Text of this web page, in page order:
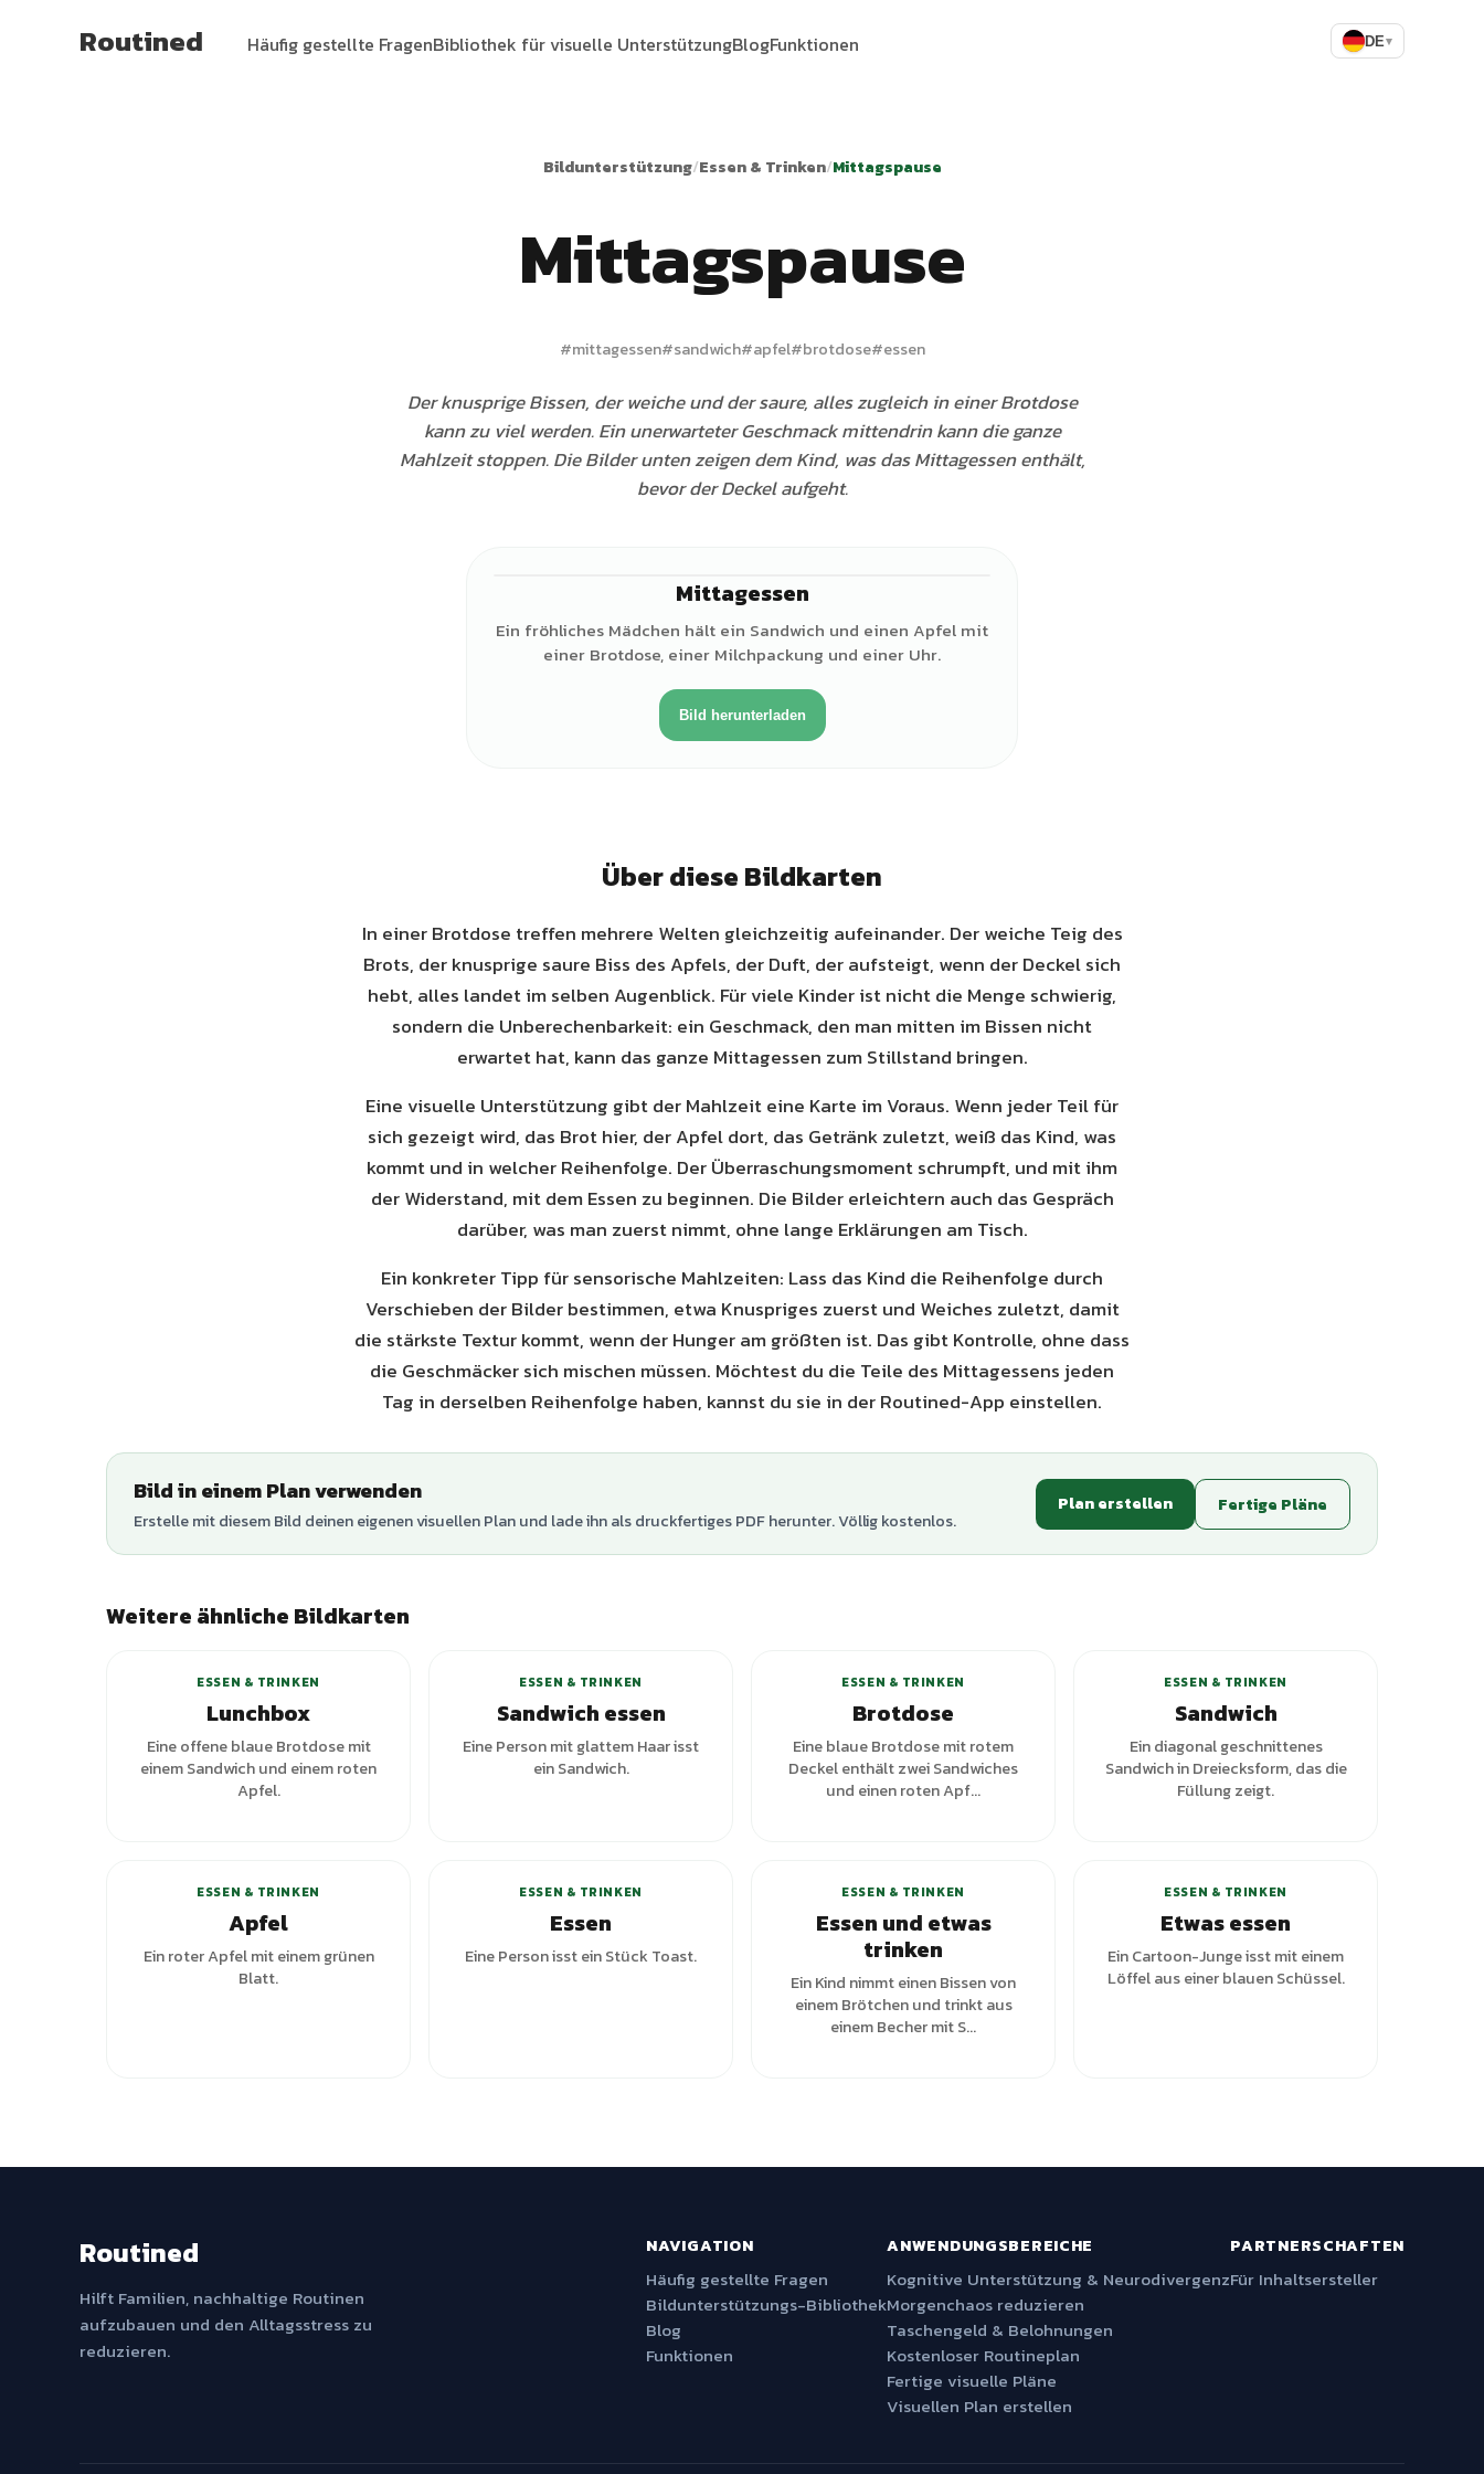
Routined Häufig gestellte FragenBibliothek für visuelle UnterstützungBlogFunktionen DE▾
Bildunterstützung/Essen & Trinken/Mittagspause
Mittagspause
#mittagessen#sandwich#apfel#brotdose#essen
Der knusprige Bissen, der weiche und der saure, alles zugleich in einer Brotdose
kann zu viel werden. Ein unerwarteter Geschmack mittendrin kann die ganze
Mahlzeit stoppen. Die Bilder unten zeigen dem Kind, was das Mittagessen enthält,
bevor der Deckel aufgeht.
Mittagessen
Ein fröhliches Mädchen hält ein Sandwich und einen Apfel mit
einer Brotdose, einer Milchpackung und einer Uhr.
Bild herunterladen
Über diese Bildkarten
In einer Brotdose treffen mehrere Welten gleichzeitig aufeinander. Der weiche Teig des
Brots, der knusprige saure Biss des Apfels, der Duft, der aufsteigt, wenn der Deckel sich
hebt, alles landet im selben Augenblick. Für viele Kinder ist nicht die Menge schwierig,
sondern die Unberechenbarkeit: ein Geschmack, den man mitten im Bissen nicht
erwartet hat, kann das ganze Mittagessen zum Stillstand bringen.
Eine visuelle Unterstützung gibt der Mahlzeit eine Karte im Voraus. Wenn jeder Teil für
sich gezeigt wird, das Brot hier, der Apfel dort, das Getränk zuletzt, weiß das Kind, was
kommt und in welcher Reihenfolge. Der Überraschungsmoment schrumpft, und mit ihm
der Widerstand, mit dem Essen zu beginnen. Die Bilder erleichtern auch das Gespräch
darüber, was man zuerst nimmt, ohne lange Erklärungen am Tisch.
Ein konkreter Tipp für sensorische Mahlzeiten: Lass das Kind die Reihenfolge durch
Verschieben der Bilder bestimmen, etwa Knuspriges zuerst und Weiches zuletzt, damit
die stärkste Textur kommt, wenn der Hunger am größten ist. Das gibt Kontrolle, ohne dass
die Geschmäcker sich mischen müssen. Möchtest du die Teile des Mittagessens jeden
Tag in derselben Reihenfolge haben, kannst du sie in der Routined-App einstellen.
Bild in einem Plan verwenden
Erstelle mit diesem Bild deinen eigenen visuellen Plan und lade ihn als druckfertiges PDF herunter. Völlig kostenlos.
Plan erstellen Fertige Pläne
Weitere ähnliche Bildkarten
+1Varianten
ESSEN & TRINKEN
Lunchbox
Eine offene blaue Brotdose mit
einem Sandwich und einem roten
Apfel.
ESSEN & TRINKEN
Sandwich essen
Eine Person mit glattem Haar isst
ein Sandwich.
ESSEN & TRINKEN
Brotdose
Eine blaue Brotdose mit rotem
Deckel enthält zwei Sandwiches
und einen roten Apf...
ESSEN & TRINKEN
Sandwich
Ein diagonal geschnittenes
Sandwich in Dreiecksform, das die
Füllung zeigt.
ESSEN & TRINKEN
Apfel
Ein roter Apfel mit einem grünen
Blatt.
ESSEN & TRINKEN
Essen
Eine Person isst ein Stück Toast.
ESSEN & TRINKEN
Essen und etwas
trinken
Ein Kind nimmt einen Bissen von
einem Brötchen und trinkt aus
einem Becher mit S...
ESSEN & TRINKEN
Etwas essen
Ein Cartoon-Junge isst mit einem
Löffel aus einer blauen Schüssel.
Routined
Hilft Familien, nachhaltige Routinen
aufzubauen und den Alltagsstress zu
reduzieren.
NAVIGATION
Häufig gestellte Fragen
Bildunterstützungs-Bibliothek
Blog
Funktionen
ANWENDUNGSBEREICHE
Kognitive Unterstützung & Neurodivergenz
Morgenchaos reduzieren
Taschengeld & Belohnungen
Kostenloser Routineplan
Fertige visuelle Pläne
Visuellen Plan erstellen
PARTNERSCHAFTEN
Für Inhaltsersteller